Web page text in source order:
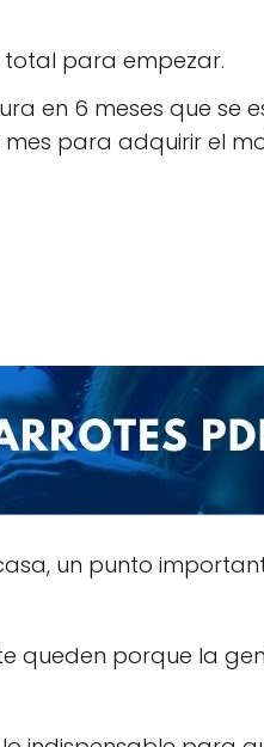
total para empezar.
en 6 meses que se
para adquirir el
un punto
queden porque la